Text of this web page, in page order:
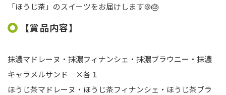
「ほうじ茶」のスイーツをお届けします🍪🎂
【賞品内容】
抹濃マドレーヌ・抹濃フィナンシェ・抹濃ブラウニー・抹濃
キャラメルサンド ×各１
ほうじ茶マドレーヌ・ほうじ茶フィナンシェ・ほうじ茶ブラ